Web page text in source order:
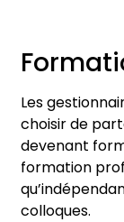
Les
choisir de
devenant
formation
colloques.